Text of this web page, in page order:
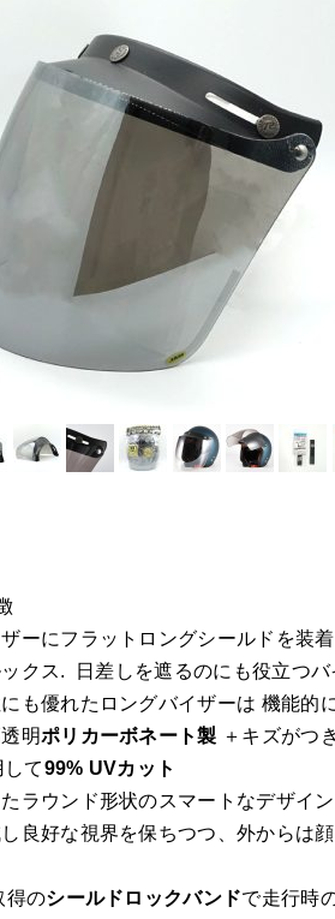
ザーにフラットロングシールドを装
クス. 日差しを遮るのにも役立つ
も優れたロングバイザーは 機能的
明ポリカーボネート製 ＋キズがつ
て99% UVカット
たラウンド形状のスマートなデザイン
し良好な視界を保ちつつ、外からは
得のシールドロックバンドで走行時